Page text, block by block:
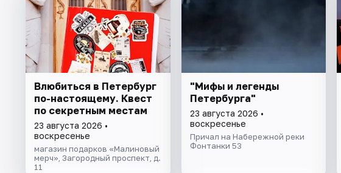
Влюбиться в Петербург
по-настоящему. Квест
по секретным местам
23 августа 2026 •
воскресенье
магазин подарков «Малиновый
мерч», Загородный проспект, д.
11
"Мифы и легенды
Петербурга"
23 августа 2026 •
воскресенье
Причал на Набережной реки
Фонтанки 53